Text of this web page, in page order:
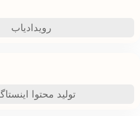
رویدادیاب
تولید محتوا